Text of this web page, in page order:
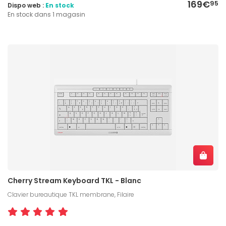
169€95
Dispo web : En stock
En stock dans 1 magasin
Cherry Stream Keyboard TKL - Blanc
Clavier bureautique TKL membrane, Filaire